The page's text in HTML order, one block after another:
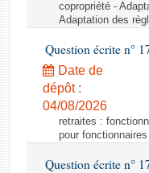
copropriété -
Adaptation des
Question écrite n°
Date de
dépôt :
04/08/2026
retraites :
pour
Question écrite n°